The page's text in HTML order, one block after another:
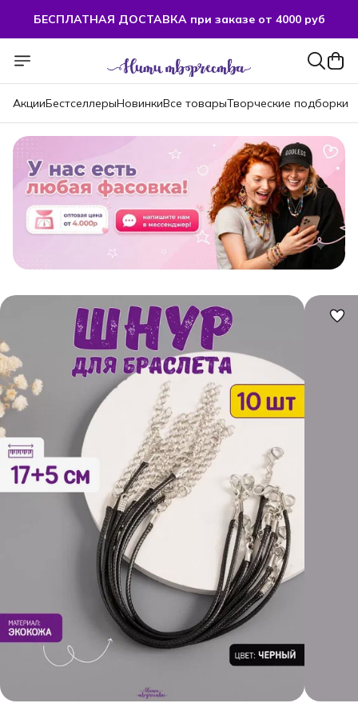
БЕСПЛАТНАЯ ДОСТАВКА при заказе от 4000 руб
АкцииБестселлерыНовинкиВсе товарыТворческие подборки